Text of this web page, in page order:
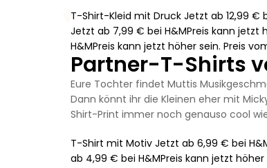
T-Shirt-Kleid mit Druck Jetzt ab 12,99 €
Jetzt ab 7,99 € bei H&MPreis kann jetzt
H&MPreis kann jetzt höher sein. Preis
Partner-T-Shirts
Eure Tochter findet Muttis
Dann könnt ihr die Kleinen eher mit
Shirt-Print immer noch genauso cool
T-Shirt mit Motiv Jetzt ab 6,99 € bei
ab 4,99 € bei H&MPreis kann jetzt höher